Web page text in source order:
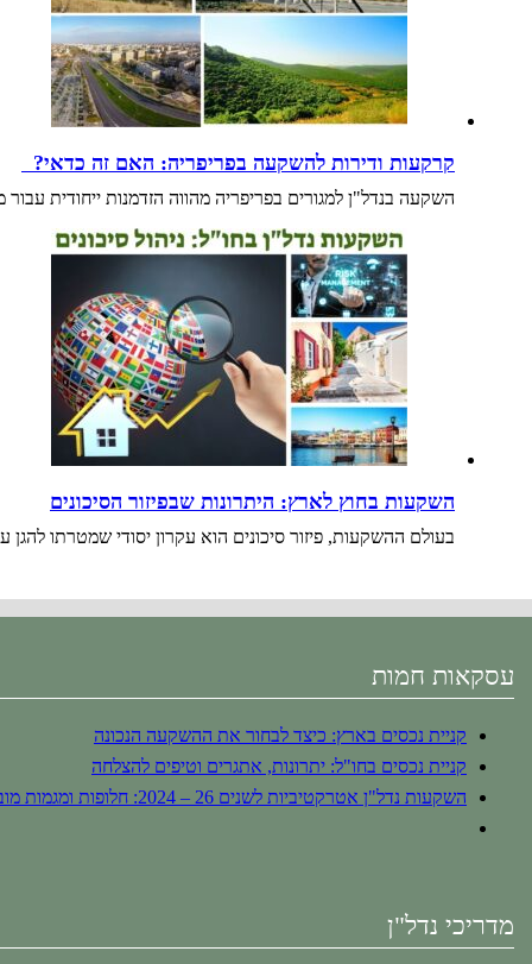
קרקעות ודירות להשקעה בפריפריה: האם זה כדאי?
השקעה בנדל"ן למגורים בפריפריה מהווה הזדמנות ייחודית
השקעות בחוץ לארץ: היתרונות שבפיזור הסיכונים
בעולם ההשקעות, פיזור סיכונים הוא עקרון יסודי שמטרתו
עסקאות חמות
קניית נכסים בארץ: כיצד לבחור את ההשקעה הנכונה
קניית נכסים בחו"ל: יתרונות, אתגרים וטיפים להצלחה
השקעות נדל"ן אטרקטיביות לשנים 26 – 2024: חלופות ומגמות מובילות
מדריכי נדל"ן